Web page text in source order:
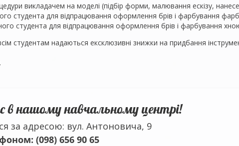
викладачем на моделі (підбір форми, малювання ескізу,
студента для відпрацювання оформлення брів і фарбування
студента для відпрацювання оформлення брів і фарбування
студентам надаються ексклюзивні знижки на придбання
в нашому навчальному центрі!
за адресою: вул. Антоновича, 9
(098) 656 90 65